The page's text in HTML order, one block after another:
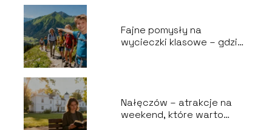
Fajne pomysły na
wycieczki klasowe – gdzie
Nałęczów – atrakcje na
weekend, które warto